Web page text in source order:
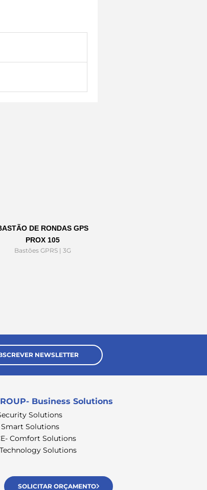
DE RONDAS GPS
PROX 105
Bastões GPRS | 3G
NEWSLETTER
Business Solutions
Solutions
Smart Solutions
Comfort Solutions
Solutions
SOLICITAR ORÇAMENTO